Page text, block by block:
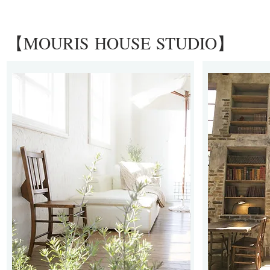
【MOURIS HOUSE STUDIO】